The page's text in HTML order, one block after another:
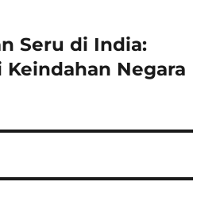
Seru di India:
Keindahan Negara